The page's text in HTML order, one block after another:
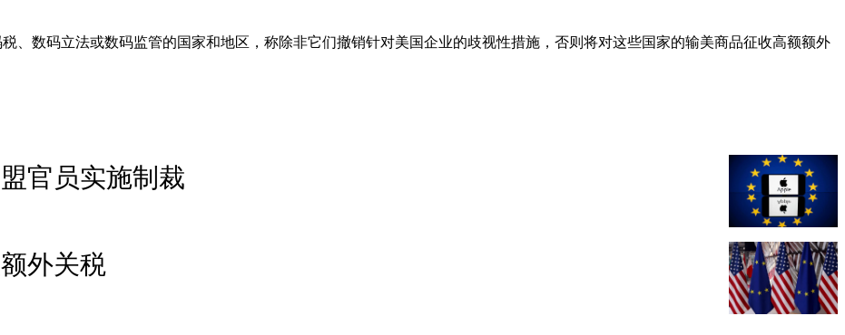
、数码立法或数码监管的国家和地区，称除非它们撤销针对美国企业的歧视性措施，否则将对这些国家的输美商品征收高额额外
官员实施制裁
外关税